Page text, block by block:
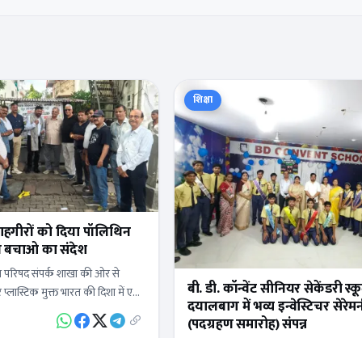
को दिया पॉलिथिन
बचाओ का संदेश
परिषद संपर्क शाखा की ओर से
मुक्त भारत की दिशा में एक
थैलों का वितरण बल्केश्वर…
शिक्षा
बी. डी. कॉन्वेंट सीनियर सेकेंडरी
दयालबाग में भव्य इन्वेस्टिचर
(पदग्रहण समारोह) संपन्न